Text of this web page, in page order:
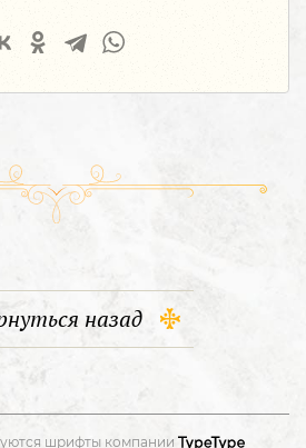
назад
шрифты компании